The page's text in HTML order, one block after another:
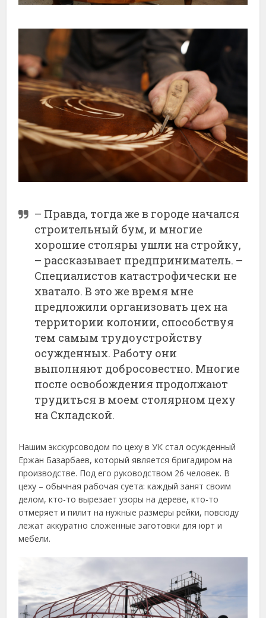
– Правда, тогда же в городе начался
строительный бум, и многие
хорошие столяры ушли на стройку,
– рассказывает предприниматель. –
Специалистов катастрофически не
хватало. В это же время мне
предложили организовать цех на
территории колонии, способствуя
тем самым трудоустройству
осужденных. Работу они
выполняют добросовестно. Многие
после освобождения продолжают
трудиться в моем столярном цеху
на Складской.
Нашим экскурсоводом по цеху в УК стал осужденный
Ержан Базарбаев, который является бригадиром на
производстве. Под его руководством 26 человек. В
цеху – обычная рабочая суета: каждый занят своим
делом, кто-то вырезает узоры на дереве, кто-то
отмеряет и пилит на нужные размеры рейки, повсюду
лежат аккуратно сложенные заготовки для юрт и
мебели.